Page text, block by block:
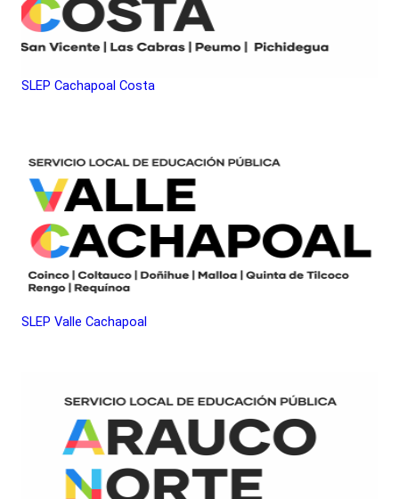
SLEP Cachapoal Costa
SLEP Valle Cachapoal